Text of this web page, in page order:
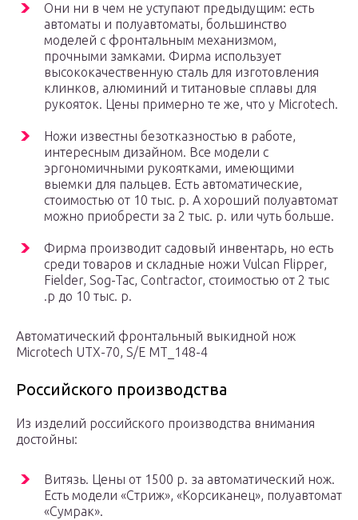
Они ни в чем не уступают предыдущим: есть
автоматы и полуавтоматы, большинство
моделей с фронтальным механизмом,
прочными замками. Фирма использует
высококачественную сталь для изготовления
клинков, алюминий и титановые сплавы для
рукояток. Цены примерно те же, что у Microtech.
Ножи известны безотказностью в работе,
интересным дизайном. Все модели с
эргономичными рукоятками, имеющими
выемки для пальцев. Есть автоматические,
стоимостью от 10 тыс. р. А хороший полуавтомат
можно приобрести за 2 тыс. р. или чуть больше.
Фирма производит садовый инвентарь, но есть
среди товаров и складные ножи Vulcan Flipper,
Fielder, Sog-Tac, Contractor, стоимостью от 2 тыс
.р до 10 тыс. р.
Автоматический фронтальный выкидной нож
Microtech UTX-70, S/E MT_148-4
Российского производства
Из изделий российского производства внимания
достойны:
Витязь. Цены от 1500 р. за автоматический нож.
Есть модели «Стриж», «Корсиканец», полуавтомат
«Сумрак».